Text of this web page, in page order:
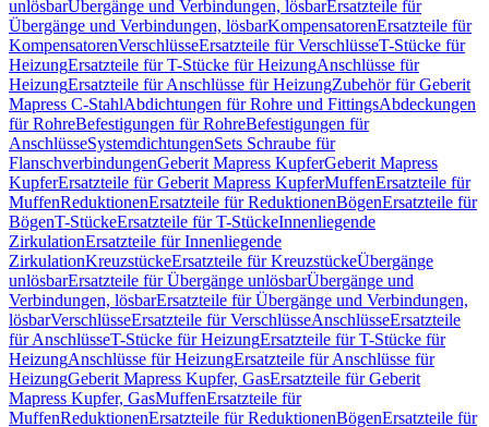
unlösbarÜbergänge und Verbindungen, lösbarErsatzteile für
Übergänge und Verbindungen, lösbarKompensatorenErsatzteile für
KompensatorenVerschlüsseErsatzteile für VerschlüsseT-Stücke für
HeizungErsatzteile für T-Stücke für HeizungAnschlüsse für
HeizungErsatzteile für Anschlüsse für HeizungZubehör für Geberit
Mapress C-StahlAbdichtungen für Rohre und FittingsAbdeckungen
für RohreBefestigungen für RohreBefestigungen für
AnschlüsseSystemdichtungenSets Schraube für
FlanschverbindungenGeberit Mapress KupferGeberit Mapress
KupferErsatzteile für Geberit Mapress KupferMuffenErsatzteile für
MuffenReduktionenErsatzteile für ReduktionenBögenErsatzteile für
BögenT-StückeErsatzteile für T-StückeInnenliegende
ZirkulationErsatzteile für Innenliegende
ZirkulationKreuzstückeErsatzteile für KreuzstückeÜbergänge
unlösbarErsatzteile für Übergänge unlösbarÜbergänge und
Verbindungen, lösbarErsatzteile für Übergänge und Verbindungen,
lösbarVerschlüsseErsatzteile für VerschlüsseAnschlüsseErsatzteile
für AnschlüsseT-Stücke für HeizungErsatzteile für T-Stücke für
HeizungAnschlüsse für HeizungErsatzteile für Anschlüsse für
HeizungGeberit Mapress Kupfer, GasErsatzteile für Geberit
Mapress Kupfer, GasMuffenErsatzteile für
MuffenReduktionenErsatzteile für ReduktionenBögenErsatzteile für